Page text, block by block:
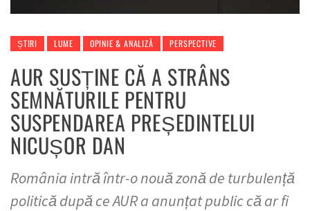
ȘTIRI LUME OPINIE & ANALIZĂ PERSPECTIVE
AUR SUSȚINE CĂ A STRÂNS
SEMNĂTURILE PENTRU
SUSPENDAREA PREȘEDINTELUI
NICUȘOR DAN
România intră într-o nouă zonă de turbulență
politică după ce AUR a anunțat public că ar fi